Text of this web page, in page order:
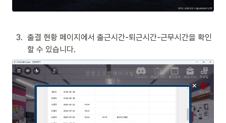
3. 출결 현황 페이지에서 출근시간-퇴근시간-근무시간을 확인
할 수 있습니다.